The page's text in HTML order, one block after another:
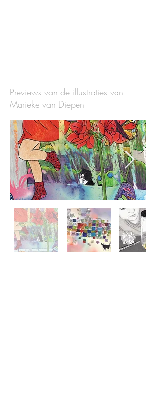
Previews van de illustraties van
Marieke van Diepen